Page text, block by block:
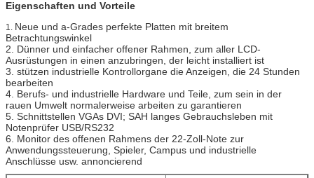
Eigenschaften und Vorteile
1. Neue und a-Grades perfekte Platten mit breitem
Betrachtungswinkel
2. Dünner und einfacher offener Rahmen, zum aller LCD-
Ausrüstungen in einen anzubringen, der leicht installiert ist
3. stützen industrielle Kontrollorgane die Anzeigen, die 24 Stunden
bearbeiten
4. Berufs- und industrielle Hardware und Teile, zum sein in der
rauen Umwelt normalerweise arbeiten zu garantieren
5. Schnittstellen VGAs DVI; SAH langes Gebrauchsleben mit
Notenprüfer USB/RS232
6. Monitor des offenen Rahmens der 22-Zoll-Note zur
Anwendungssteuerung, Spieler, Campus und industrielle
Anschlüsse usw. annoncierend